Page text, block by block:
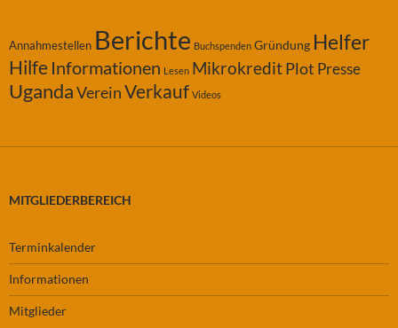
Annahmestellen Berichte Buchspenden Gründung Helfer
Hilfe Informationen Lesen MikrokreditPlot Presse
UgandaVereinVerkauf Videos
MITGLIEDERBEREICH
Terminkalender
Informationen
Mitglieder